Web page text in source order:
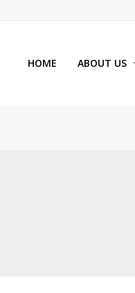
HOME ABOUT US